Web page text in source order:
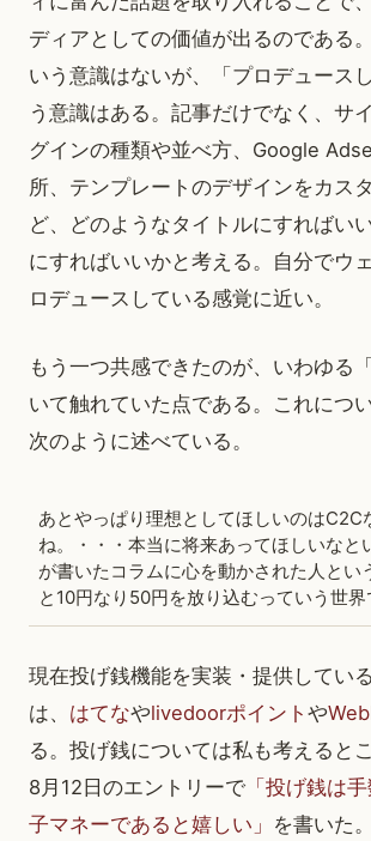
ディアとしての価値が出るのである
いう意識はないが、「プロデュース
う意識はある。記事だけでなく、サ
グインの種類や並べ方、Google
所、テンプレートのデザインをカス
ど、どのようなタイトルにすればい
にすればいいかと考える。自分でウ
ロデュースしている感覚に近い。
もう一つ共感できたのが、いわゆる
いて触れていた点である。これにつ
次のように述べている。
あとやっぱり理想としてほしいのはC2C
ね。・・・本当に将来あってほしいなと
が書いたコラムに心を動かされた人とい
と10円なり50円を放り込むっていう世界
現在投げ銭機能を実装・提供してい
は、 はてなやlivedoorポイント や
る。投げ銭については私も考えると
8月12日のエントリーで 「投げ銭は
子マネーであると嬉しい」 を書いた